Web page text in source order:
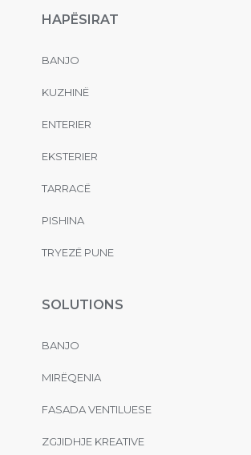
HAPËSIRAT
BANJO
KUZHINË
ENTERIER
EKSTERIER
TARRACË
PISHINA
TRYEZË PUNE
SOLUTIONS
BANJO
MIRËQENIA
FASADA VENTILUESE
ZGJIDHJE KREATIVE